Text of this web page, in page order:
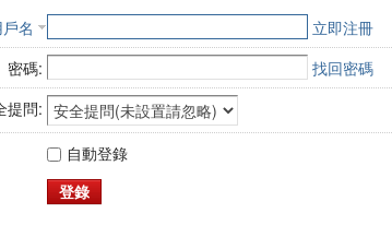
名
立即注冊
密碼:
找回密碼
提問:
自動登錄
登錄